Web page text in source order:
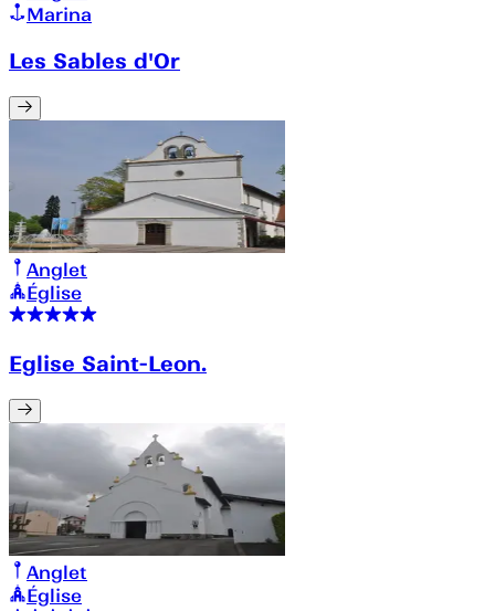
Marina
Les Sables d'Or
Anglet
Église
Eglise Saint-Leon.
Anglet
Église